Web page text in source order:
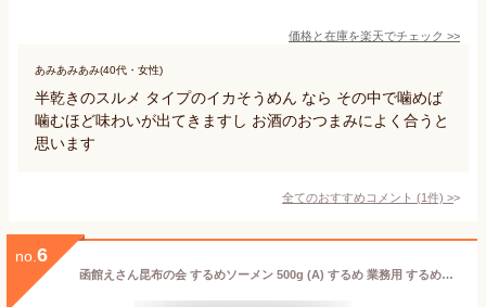
価格と在庫を楽天でチェック >>
あみあみあみ(40代・女性)
半乾きのスルメ タイプのイカそうめん なら その中で噛めば
噛むほど味わいが出てきますし お酒のおつまみによく合うと
思います
全てのおすすめコメント (1件) >
no. 6
函館えさん昆布の会 するめソーメン 500g (A) するめ 業務用 するめスティック スルメイカ